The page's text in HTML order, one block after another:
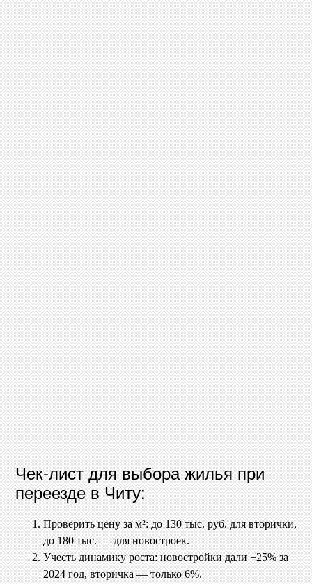
Чек-лист для выбора жилья при
переезде в Читу:
Проверить цену за м²: до 130 тыс. руб. для вторички,
до 180 тыс. — для новостроек.
Учесть динамику роста: новостройки дали +25% за
2024 год, вторичка — только 6%.